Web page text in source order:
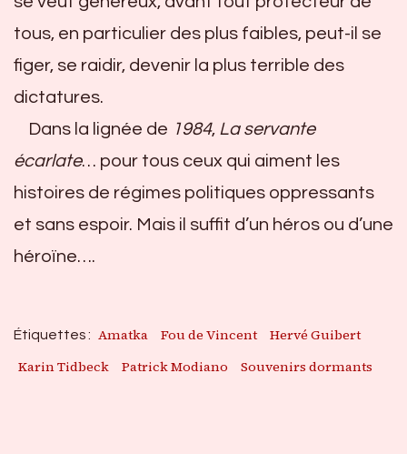
tous, en particulier des plus faibles, peut-il se
figer, se raidir, devenir la plus terrible des
dictatures.
Dans la lignée de 1984, La servante
écarlate… pour tous ceux qui aiment les
histoires de régimes politiques oppressants
et sans espoir. Mais il suffit d’un héros ou d’une
héroïne….
Étiquettes : Amatka Fou de Vincent
Hervé Guibert
Karin Tidbeck
Patrick Modiano Souvenirs dormants